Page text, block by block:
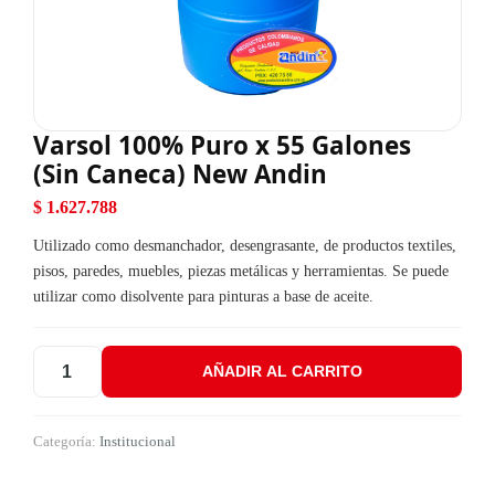
Varsol 100% Puro x 55 Galones
(Sin Caneca) New Andin
$1.627.788
Utilizado como desmanchador, desengrasante, de productos textiles,
pisos, paredes, muebles, piezas metálicas y herramientas. Se puede
utilizar como disolvente para pinturas a base de aceite.
Varsol 100% Puro x 55 Galones (Sin Caneca) New Andin
AÑADIR AL CARRITO
Categoría: Institucional